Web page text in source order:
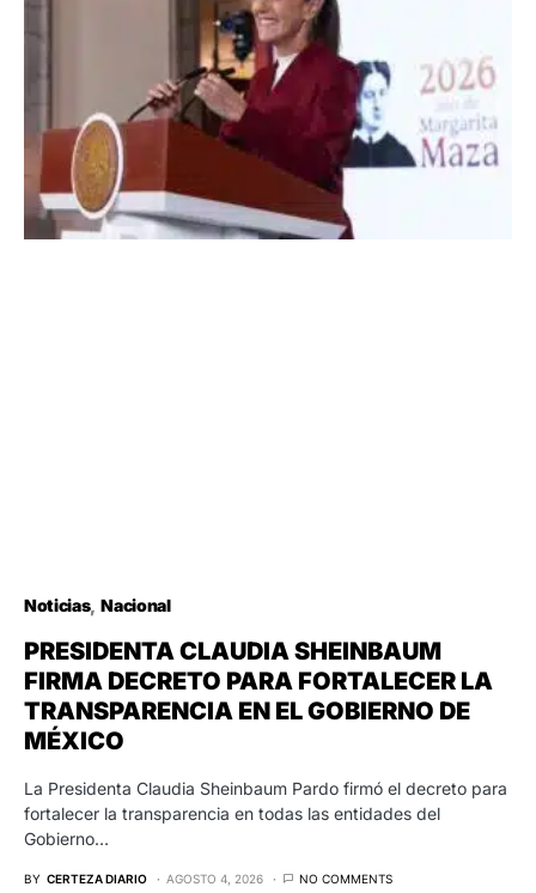
Noticias Nacional
PRESIDENTA CLAUDIA SHEINBAUM
FIRMA DECRETO PARA FORTALECER LA
TRANSPARENCIA EN EL GOBIERNO DE
MÉXICO
La Presidenta Claudia Sheinbaum Pardo firmó el decreto para
fortalecer la transparencia en todas las entidades del
Gobierno…
BY CERTEZA DIARIO AGOSTO 4, 2026 NO COMMENTS